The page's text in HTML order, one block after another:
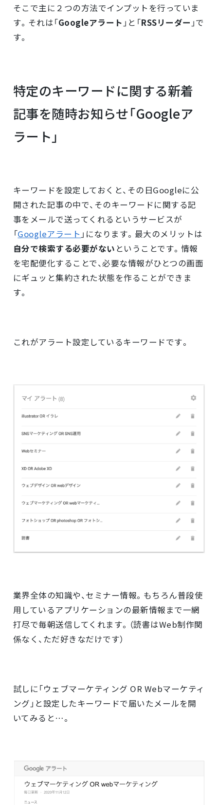
そこで主に２つの方法でインプットを行っていま
す。それは「Googleアラート 」と「RSSリーダー 」で
す。
特定のキーワードに関する新着
記事を随時お知らせ「Googleア
ラート」
キーワードを設定しておくと、その日Googleに公
開された記事の中で、そのキーワードに関する記
事をメールで送ってくれるというサービスが
「Googleアラート 」になります。最大のメリットは
自分で検索する必要がない ということです。情報
を宅配便化することで、必要な情報がひとつの画面
にギュッと集約された状態を作ることができま
す。
これがアラート設定しているキーワードです。
業界全体の知識や、セミナー情報。もちろん普段使
用しているアプリケーションの最新情報まで一網
打尽で毎朝送信してくれます。（読書はWeb制作関
係なく、ただ好きなだけです）
試しに「ウェブマーケティング OR Webマーケティ
ング」と設定したキーワードで届いたメールを開
いてみると…。